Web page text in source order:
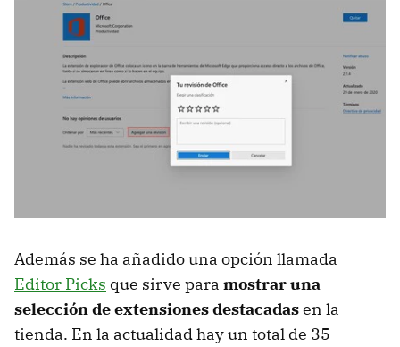
Además se ha añadido una opción llamada
Editor Picks que sirve para mostrar una
selección de extensiones destacadasen la
tienda. En la actualidad hay un total de 35